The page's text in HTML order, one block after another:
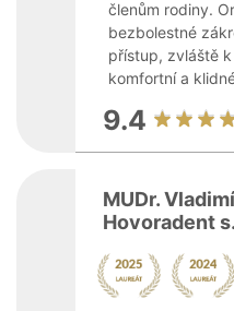
členům rodiny.
bezbolestné
přístup, zvláště
komfortní a
9.4
MUDr.
Hovoradent